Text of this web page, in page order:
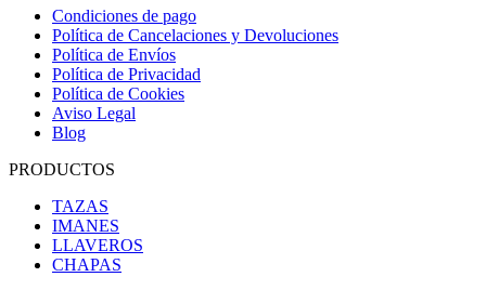
Condiciones de pago
Política de Cancelaciones y Devoluciones
Política de Envíos
Política de Privacidad
Política de Cookies
Aviso Legal
Blog
PRODUCTOS
TAZAS
IMANES
LLAVEROS
CHAPAS